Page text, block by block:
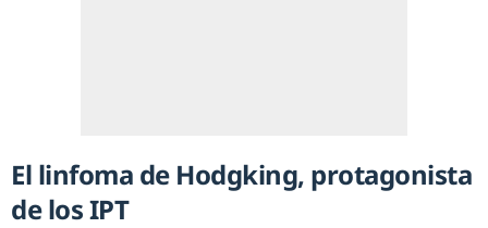
El linfoma de Hodgking, protagonista
de los IPT